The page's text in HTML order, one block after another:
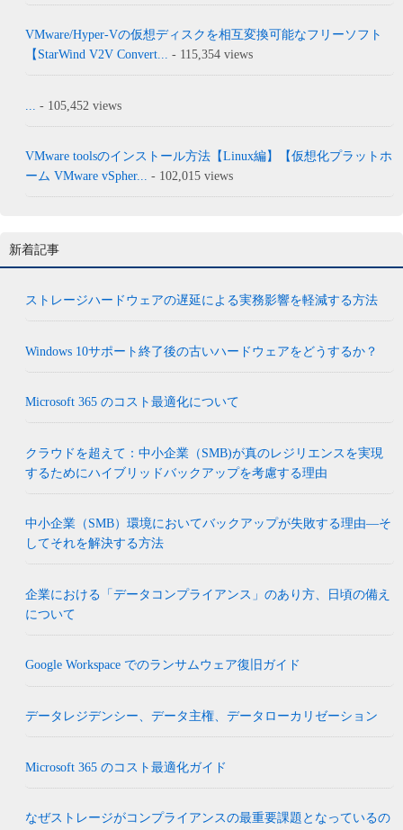
VMware/Hyper-Vの仮想ディスクを相互変換可能なフリーソフト
【StarWind V2V Convert...
- 115,354 views
- 105,452 views
VMware toolsのインストール方法【Linux編】【仮想化プラットホ
ーム VMware vSpher... - 102,015 views
新着記事
ストレージハードウェアの遅延による実務影響を軽減する方法
Windows 10サポート終了後の古いハードウェアをどうするか？
Microsoft 365 のコスト最適化について
クラウドを超えて：中小企業（SMB)が真のレジリエンスを実現
するためにハイブリッドバックアップを考慮する理由
中小企業（SMB）環境においてバックアップが失敗する理由―そ
してそれを解決する方法
企業における「データコンプライアンス」のあり方、日頃の備え
について
Google Workspace でのランサムウェア復旧ガイド
データレジデンシー、データ主権、データローカリゼーション
Microsoft 365 のコスト最適化ガイド
なぜストレージがコンプライアンスの最重要課題となっているの